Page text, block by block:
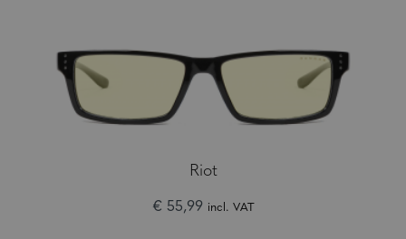
Riot
€ 55,99 incl. VAT